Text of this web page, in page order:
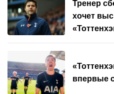
Тренер
хочет
впервые